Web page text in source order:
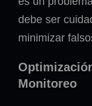
debe ser
minimizar
Monitoreo